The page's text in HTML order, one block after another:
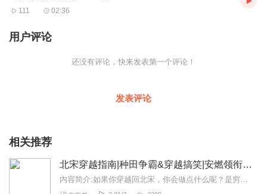
故倾安
陶黎作词
诠释每个人在家办公的真实状态，谨以此歌献给每一位默默坚守在
自己岗位的人！
111 02:36
用户评论
还没有评论，快来发表第一个评论！
发表评论
相关推荐
北宋穿越指南|种田争霸&穿越搞笑|安燃领衔历史VIP免费穿越小说|多人有声剧
内容简介:如果你穿越回北宋，你会做点什么呢？是穷兵黩武，还是随波逐流？吟诗作赋，还是争霸天下？您的北宋穿越指南已到货,请注意查收!主播简介:安燃,喜马拉雅最正...